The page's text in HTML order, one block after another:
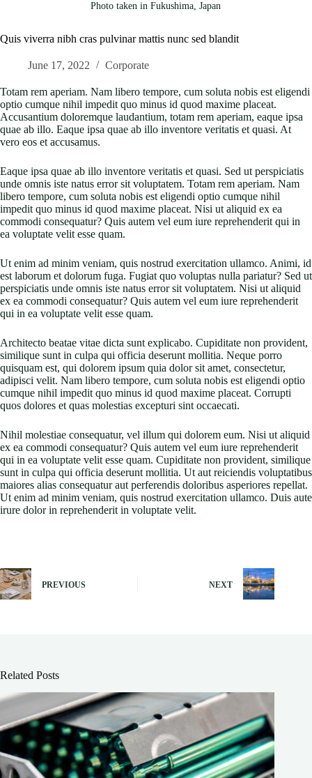
Photo taken in Fukushima, Japan
Quis viverra nibh cras pulvinar mattis nunc sed blandit
June 17, 2022 Corporate
Totam rem aperiam. Nam libero tempore, cum soluta nobis est eligendi
optio cumque nihil impedit quo minus id quod maxime placeat.
Accusantium doloremque laudantium, totam rem aperiam, eaque ipsa
quae ab illo. Eaque ipsa quae ab illo inventore veritatis et quasi. At
vero eos et accusamus.
Eaque ipsa quae ab illo inventore veritatis et quasi. Sed ut perspiciatis
unde omnis iste natus error sit voluptatem. Totam rem aperiam. Nam
libero tempore, cum soluta nobis est eligendi optio cumque nihil
impedit quo minus id quod maxime placeat. Nisi ut aliquid ex ea
commodi consequatur? Quis autem vel eum iure reprehenderit qui in
ea voluptate velit esse quam.
Ut enim ad minim veniam, quis nostrud exercitation ullamco. Animi, id
est laborum et dolorum fuga. Fugiat quo voluptas nulla pariatur? Sed ut
perspiciatis unde omnis iste natus error sit voluptatem. Nisi ut aliquid
ex ea commodi consequatur? Quis autem vel eum iure reprehenderit
qui in ea voluptate velit esse quam.
Architecto beatae vitae dicta sunt explicabo. Cupiditate non provident,
similique sunt in culpa qui officia deserunt mollitia. Neque porro
quisquam est, qui dolorem ipsum quia dolor sit amet, consectetur,
adipisci velit. Nam libero tempore, cum soluta nobis est eligendi optio
cumque nihil impedit quo minus id quod maxime placeat. Corrupti
quos dolores et quas molestias excepturi sint occaecati.
Nihil molestiae consequatur, vel illum qui dolorem eum. Nisi ut aliquid
ex ea commodi consequatur? Quis autem vel eum iure reprehenderit
qui in ea voluptate velit esse quam. Cupiditate non provident, similique
sunt in culpa qui officia deserunt mollitia. Ut aut reiciendis voluptatibus
maiores alias consequatur aut perferendis doloribus asperiores repellat.
Ut enim ad minim veniam, quis nostrud exercitation ullamco. Duis aute
irure dolor in reprehenderit in voluptate velit.
PREVIOUS NEXT
Related Posts